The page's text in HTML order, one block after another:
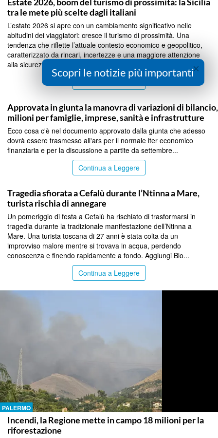
tra le mete più scelte dagli italiani
L’estate 2026 si apre con un cambiamento significativo nelle
abitudini dei viaggiatori: cresce il turismo di prossimità. Una
tendenza che riflette l’attuale contesto economico e geopolitico,
caratterizzato da rincari, incertezze e una maggiore attenzione
alla sicurezza. Secondo i dati dell’Os...
Approvata in giunta la manovra di variazioni di
milioni per famiglie, imprese, sanità e infrastrutture
Ecco cosa c'è nel documento approvato dalla giunta che adesso
dovrà essere trasmesso all'ars per il normale iter economico
finanziaria e per la discussione a partite da settembre...
Continua a Leggere
Tragedia sfiorata a Cefalù durante l’Ntinna a Mare,
turista rischia di annegare
Un pomeriggio di festa a Cefalù ha rischiato di trasformarsi in
tragedia durante la tradizionale manifestazione dell’Ntinna a
Mare. Una turista toscana di 27 anni è stata colta da un
improvviso malore mentre si trovava in acqua, perdendo
conoscenza e finendo rapidamente a fondo. Aggiungi Blo...
Continua a Leggere
PALERMO
Incendi, la Regione mette in campo 18 milioni per la
riforestazione
×
Scopri le notizie più importanti